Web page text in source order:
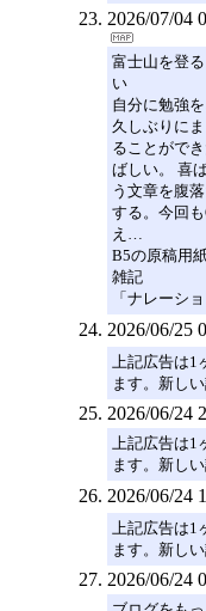
2026/07/04
富士山を登
い
自分に勉強
久しぶりに
ることがで
ばしい。 喜
う文章を腹
する。今回
え…
B5の原稿用
雑記
「ナレーシ
2026/06/25
上記広告は
ます。新し
2026/06/24
上記広告は
ます。新し
2026/06/24
上記広告は
ます。新し
2026/06/24